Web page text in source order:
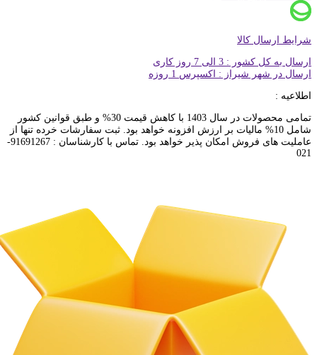
شرایط ارسال کالا
ارسال به کل کشور : 3 الی 7 روز کاری
ارسال در شهر شیراز : اکسپرس 1 روزه
اطلاعیه :
تمامی محصولات در سال 1403 با کاهش قیمت 30% و طبق قوانین کشور
شامل 10% مالیات بر ارزش افزونه خواهد بود. ثبت سفارشات خرده تنها از
عاملیت های فروش امکان پذیر خواهد بود. تماس با کارشناسان : 91691267-
021